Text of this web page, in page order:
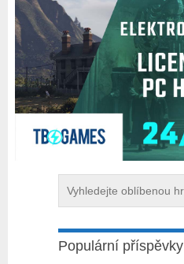
Populární příspěvky